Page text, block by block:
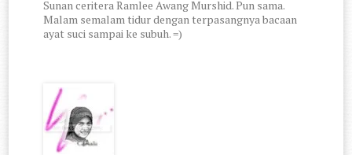
Sunan ceritera Ramlee Awang Murshid. Pun sama.
Malam semalam tidur dengan terpasangnya bacaan
ayat suci sampai ke subuh. =)